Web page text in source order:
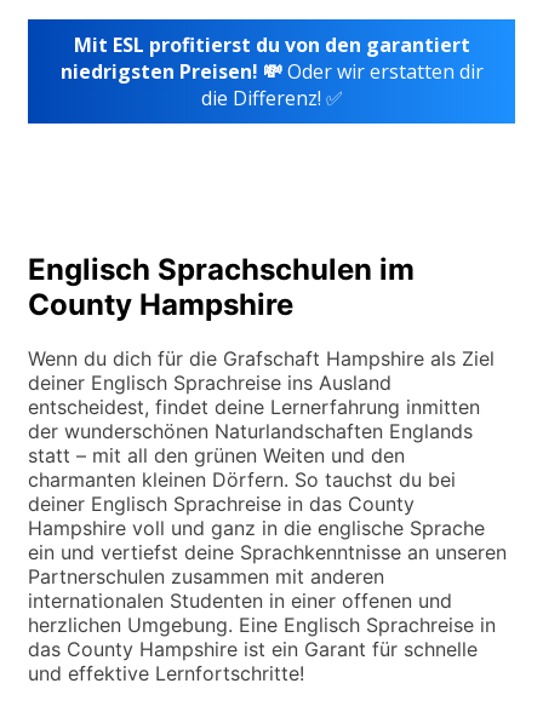
Mit ESL profitierst du von den garantiert
niedrigsten Preisen! 💸Oder wir erstatten dir
die Differenz! ✅
Englisch Sprachschulen im
County Hampshire
Wenn du dich für die Grafschaft Hampshire als Ziel
deiner Englisch Sprachreise ins Ausland
entscheidest, findet deine Lernerfahrung inmitten
der wunderschönen Naturlandschaften Englands
statt – mit all den grünen Weiten und den
charmanten kleinen Dörfern. So tauchst du bei
deiner Englisch Sprachreise in das County
Hampshire voll und ganz in die englische Sprache
ein und vertiefst deine Sprachkenntnisse an unseren
Partnerschulen zusammen mit anderen
internationalen Studenten in einer offenen und
herzlichen Umgebung. Eine Englisch Sprachreise in
das County Hampshire ist ein Garant für schnelle
und effektive Lernfortschritte!